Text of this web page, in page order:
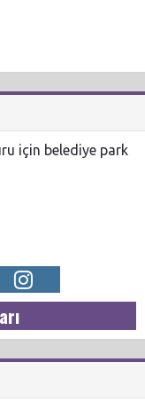
için belediye park